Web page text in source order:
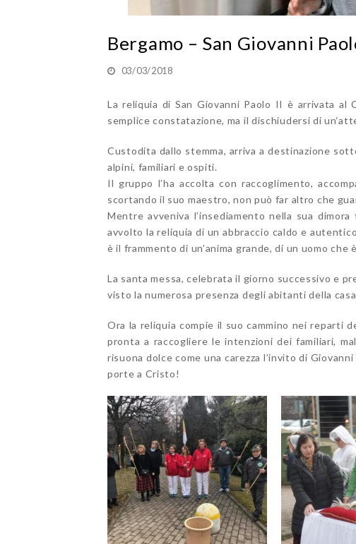
Bergamo – San Giovanni
03/03/2018
La reliquia di San Giovanni Paolo II è arrivata
semplice constatazione, ma il dischiudersi di
Custodita dallo stemma, arriva a destinazione
alpini, familiari e ospiti.
Il gruppo l’ha accolta con raccoglimento,
scortando il suo maestro, non può far altro che
Mentre avveniva l’insediamento nella sua
avvolto la reliquia di un abbraccio caldo e
è il frammento di un’anima grande, di un uomo che
La santa messa, celebrata il giorno successivo e
visto la numerosa presenza degli abitanti della
Ora la reliquia compie il suo cammino nei reparti
pronta a raccogliere le intenzioni dei familiari,
risuona dolce come una carezza l’invito di
porte a Cristo!